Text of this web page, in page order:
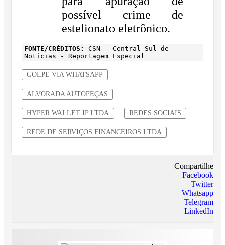
possível crime de
estelionato eletrônico.
FONTE/CRÉDITOS:
CSN - Central Sul de
Notícias - Reportagem Especial
GOLPE VIA WHATSAPP
ALVORADA AUTOPEÇAS
HYPER WALLET IP LTDA REDES SOCIAIS
REDE DE SERVIÇOS FINANCEIROS LTDA
Compartilhe
Facebook
Twitter
Whatsapp
Telegram
LinkedIn